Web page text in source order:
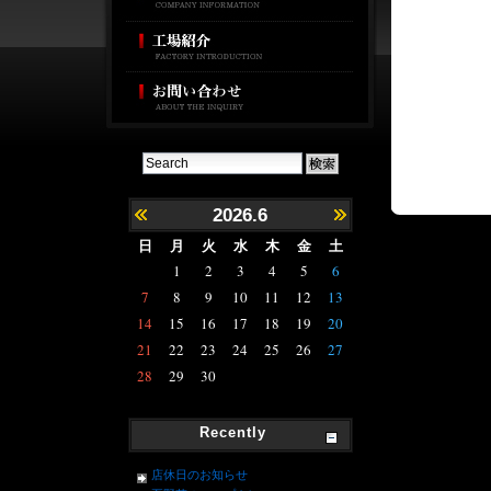
2026.6
日 月 火 水 木 金 土
1 2 3 4 5
6
7
8 9 10 11 12
13
14
15 16 17 18 19
20
21
22 23 24 25 26
27
28
29 30
Recently
店休日のお知らせ